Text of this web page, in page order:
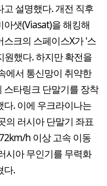
설명했다. 개전 직후
샛(Viasat)을 해킹해
크의 스페이스X가 '스
원했다. 하지만 확전을
에서 통신망이 취약한
스타링크 단말기를 장착
. 이에 우크라이나는
의 러시아 단말기 좌표
h 이상 고속 이동
시아 무인기를 무력화
다.